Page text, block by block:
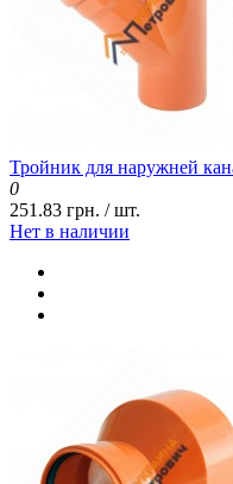
Тройник для наружней
0
251.83 грн. / шт.
Нет в наличии